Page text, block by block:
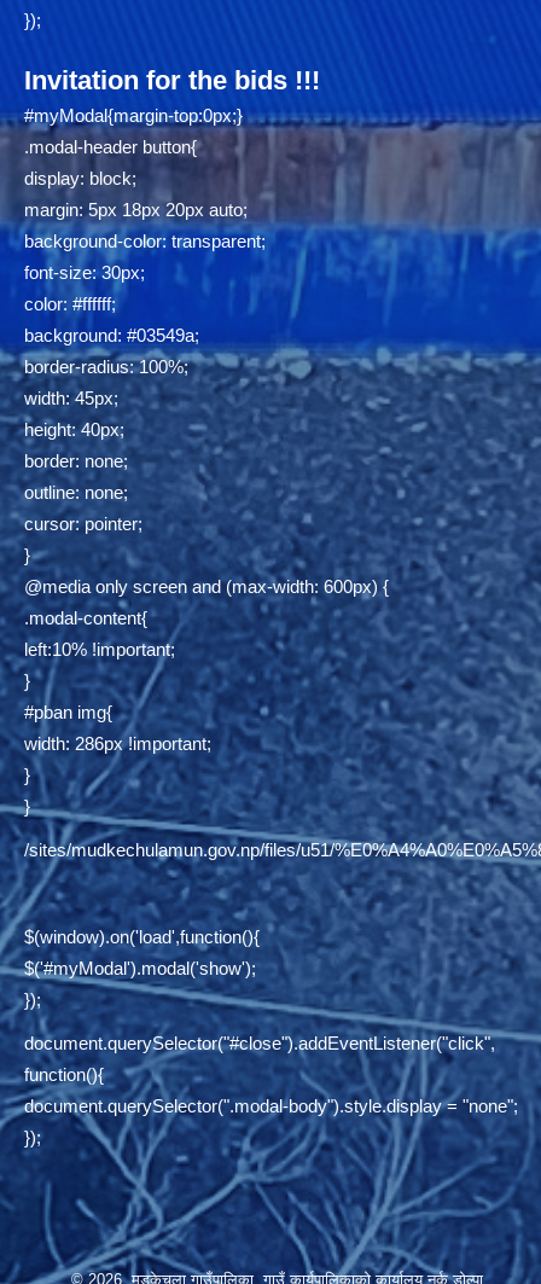
});
Invitation for the bids !!!
#myModal{margin-top:0px;}
.modal-header button{
display: block;
margin: 5px 18px 20px auto;
background-color: transparent;
font-size: 30px;
color: #ffffff;
background: #03549a;
border-radius: 100%;
width: 45px;
height: 40px;
border: none;
outline: none;
cursor: pointer;
}
@media only screen and (max-width: 600px) {
.modal-content{
left:10% !important;
}
#pban img{
width: 286px !important;
}
}
/sites/mudkechulamun.gov.np/files/u51/
$(window).on('load',function(){
$('#myModal').modal('show');
});
document.querySelector("#close").addEventListener("click",
function(){
document.querySelector(".modal-body").style.display = "none";
});
© 2026 मुड्केचुला गाउँपालिका, गाउँ कार्यपालिकाको कार्यालय,नर्कु,डोल्पा